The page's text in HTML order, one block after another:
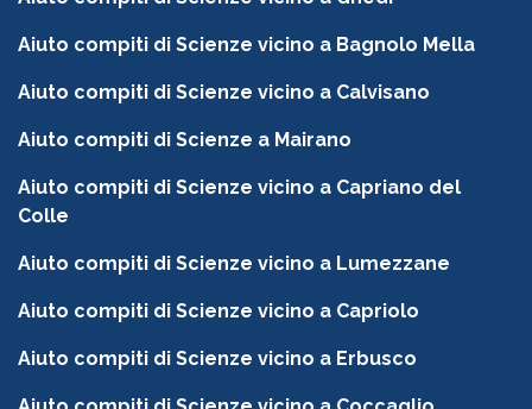
Aiuto compiti di Scienze vicino a Bagnolo Mella
Aiuto compiti di Scienze vicino a Calvisano
Aiuto compiti di Scienze a Mairano
Aiuto compiti di Scienze vicino a Capriano del
Colle
Aiuto compiti di Scienze vicino a Lumezzane
Aiuto compiti di Scienze vicino a Capriolo
Aiuto compiti di Scienze vicino a Erbusco